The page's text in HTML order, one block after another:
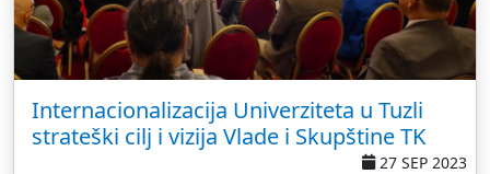
Internacionalizacija Univerziteta u Tuzli
strateški cilj i vizija Vlade i Skupštine TK
27 SEP 2023